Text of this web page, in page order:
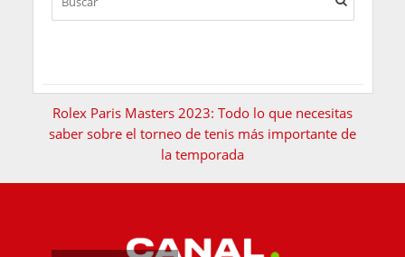
Rolex Paris Masters 2023: Todo lo que necesitas
saber sobre el torneo de tenis más importante de
la temporada